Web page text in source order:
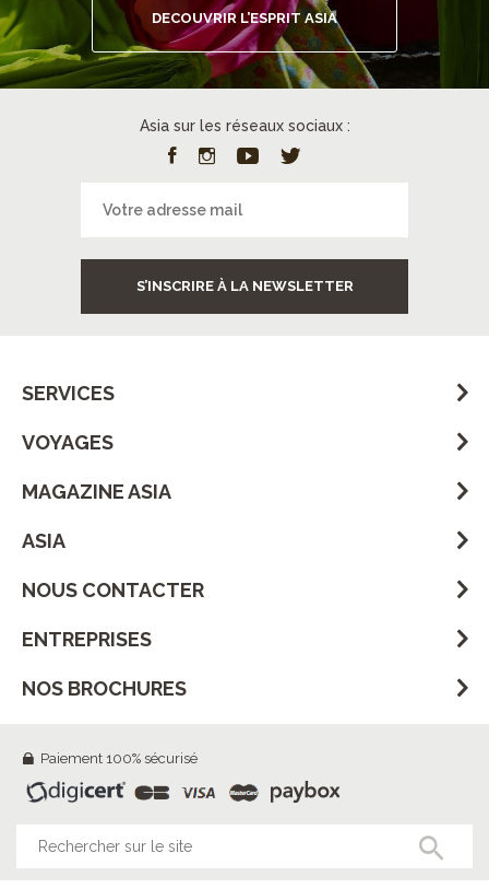
DECOUVRIR L’ESPRIT ASIA
Asia sur les réseaux sociaux :
S’INSCRIRE À LA NEWSLETTER
SERVICES
VOYAGES
MAGAZINE ASIA
ASIA
NOUS CONTACTER
ENTREPRISES
NOS BROCHURES
Paiement 100% sécurisé